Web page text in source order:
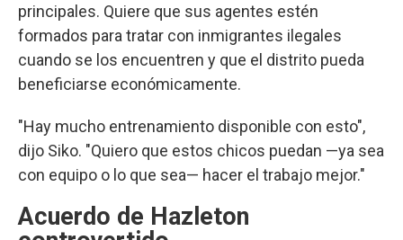
principales. Quiere que sus agentes estén
formados para tratar con inmigrantes ilegales
cuando se los encuentren y que el distrito pueda
beneficiarse económicamente.
"Hay mucho entrenamiento disponible con esto",
dijo Siko. "Quiero que estos chicos puedan —ya sea
con equipo o lo que sea— hacer el trabajo mejor."
Acuerdo de Hazleton